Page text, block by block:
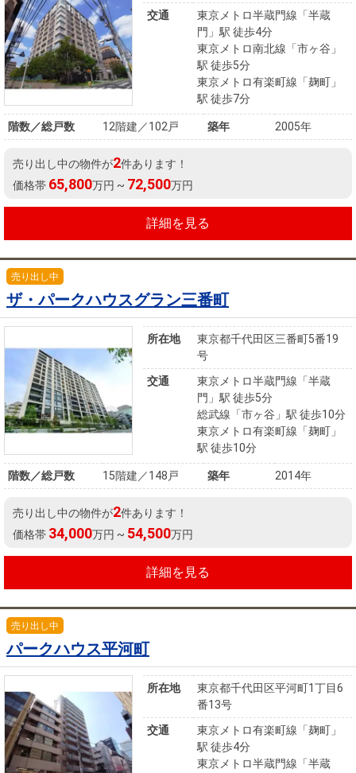
住まいと
暮らしの
税金の本
（電子ブ
購入ガイ
ック）
交通
東京メトロ半蔵門線「半蔵
門」駅 徒歩4分
東京メトロ南北線「市ヶ谷」
駅 徒歩5分
東京メトロ有楽町線「麹町」
駅 徒歩7分
階数／総戸数 12階建／102戸 築年 2005年
売り出し中の物件が2件あります！
価格帯 65,800万円 ~ 72,500万円
詳細を見る
ザ・パークハウスグラン三番町
売り出し中
所在地
東京都千代田区三番町5番19
号
交通
東京メトロ半蔵門線「半蔵
門」駅 徒歩5分
総武線「市ヶ谷」駅 徒歩10分
東京メトロ有楽町線「麹町」
駅 徒歩10分
階数／総戸数 15階建／148戸 築年 2014年
売り出し中の物件が2件あります！
価格帯 34,000万円 ~ 54,500万円
詳細を見る
パークハウス平河町
売り出し中
所在地
東京都千代田区平河町1丁目6
番13号
交通
東京メトロ有楽町線「麹町」
駅 徒歩4分
東京メトロ半蔵門線「半蔵